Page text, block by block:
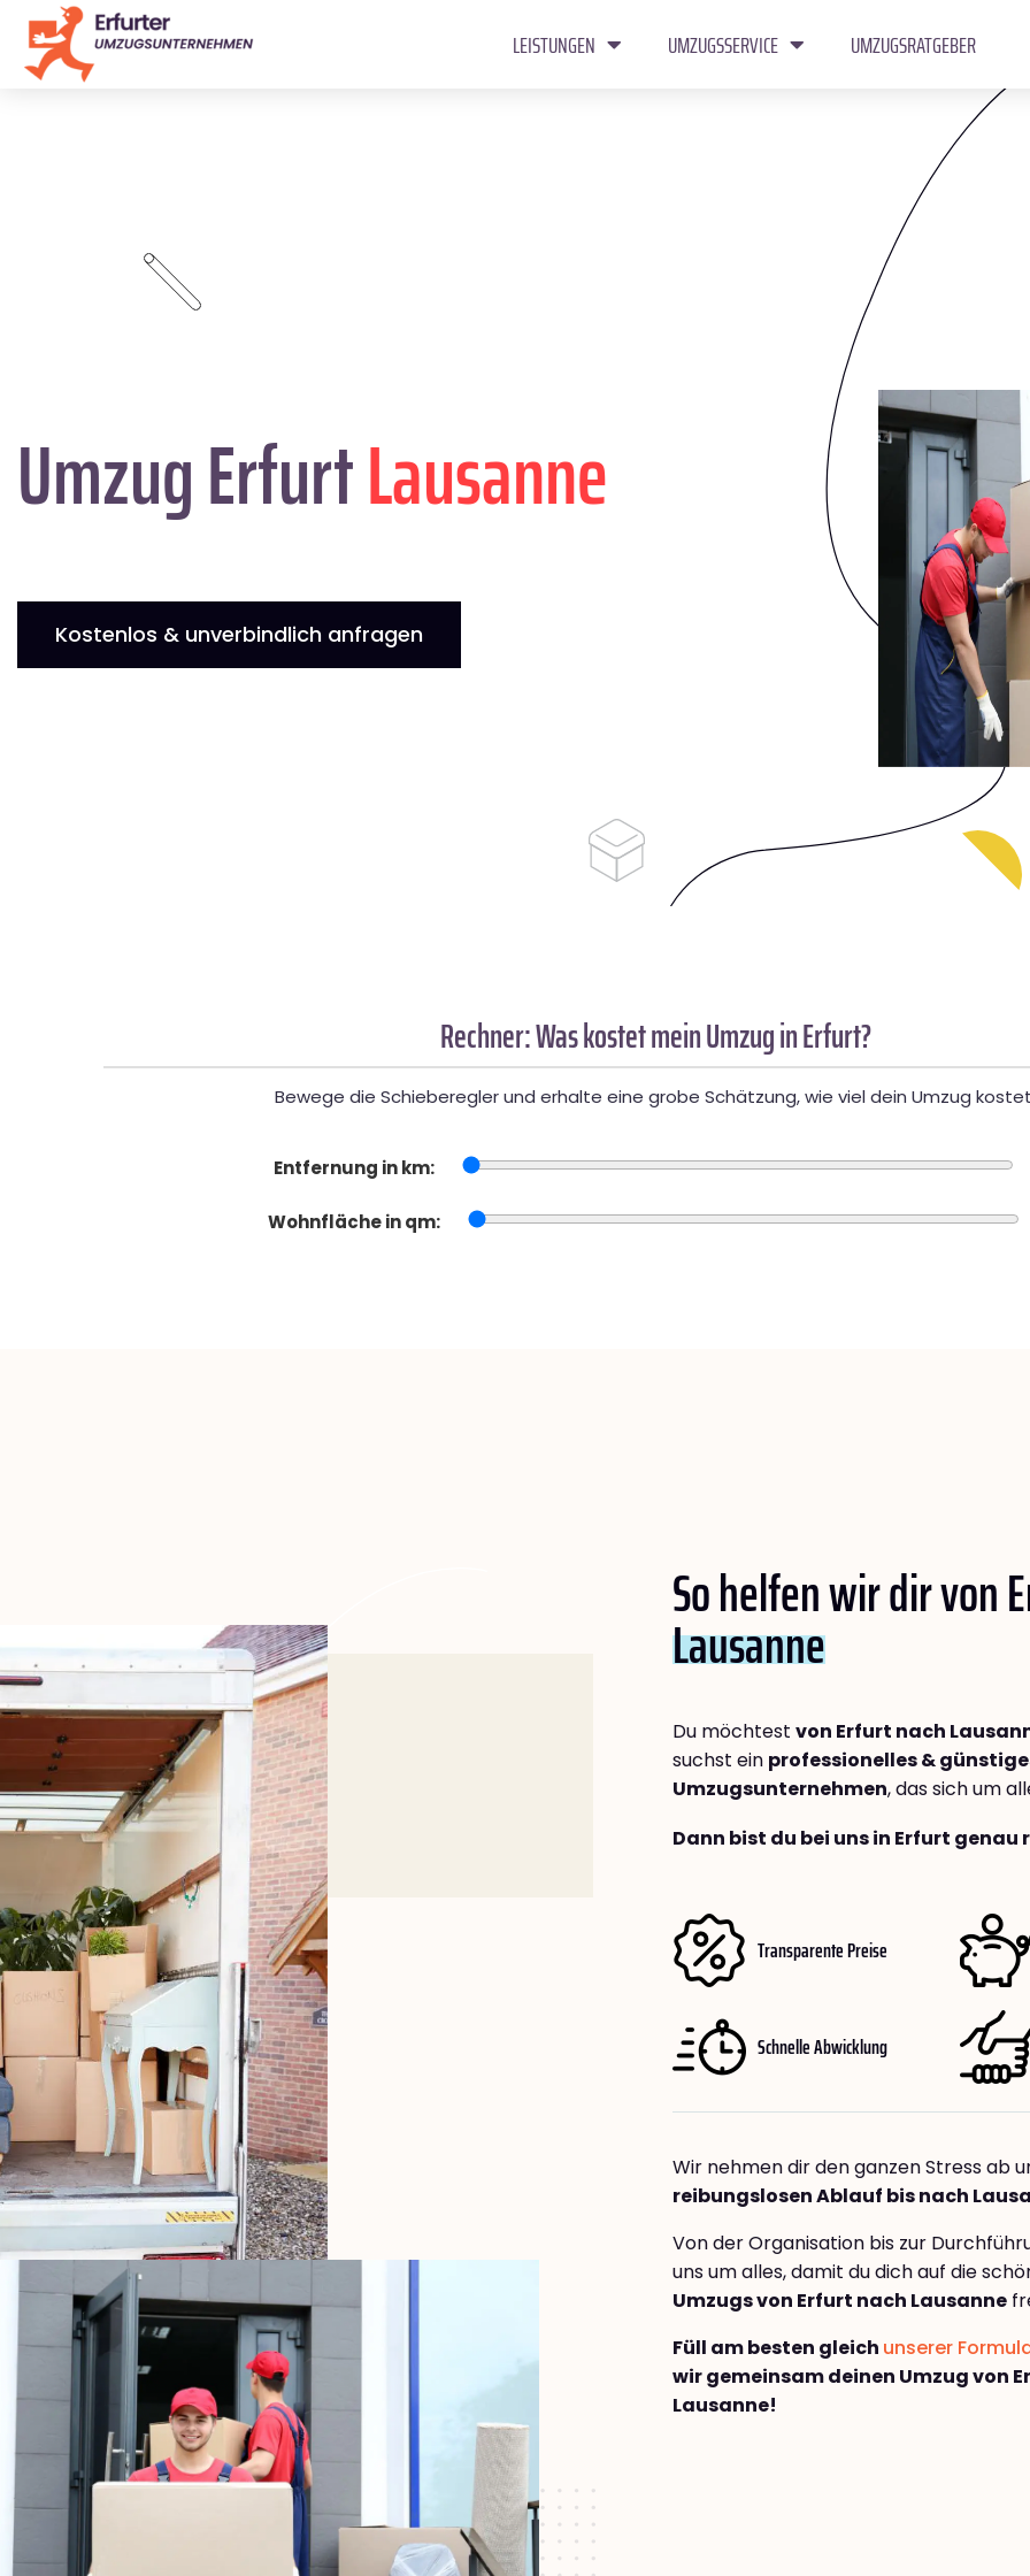
LEISTUNGEN UMZUGSSERVICE UMZUGSRATGEBER
Umzug ErfurtLausanne
Kostenlos & unverbindlich anfragen
Rechner: Was kostet mein Umzug in Erfurt?
Bewege die Schieberegler und erhalte eine grobe Schätzung, wie viel dein Umzug
Entfernung in km:
Wohnfläche in qm:
So helfen wir dir von
Lausanne
Du möchtest von Erfurt nach
suchst ein professionelles &
Umzugsunternehmen, das sich um
Dann bist du bei uns in Erfurt
Transparente Preise
Schnelle Abwicklung
Wir nehmen dir den ganzen Stress ab
reibungslosen Ablauf bis nach
Von der Organisation bis zur
uns um alles, damit du dich auf die
Umzugs von Erfurt nach Lausanne
Füll am besten gleich unserer
wir gemeinsam deinen Umzug von
Lausanne!